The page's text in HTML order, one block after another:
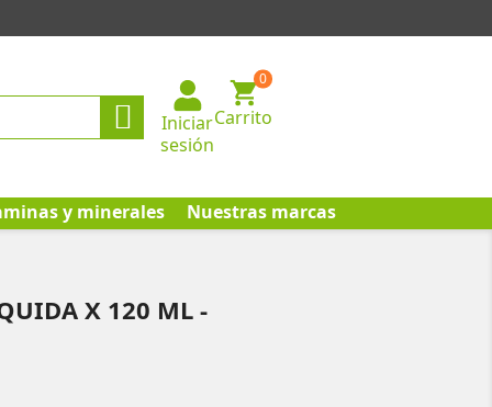

Iniciar
sesión
Carrito
0
y minerales Nuestras marcas
X 120 ML -